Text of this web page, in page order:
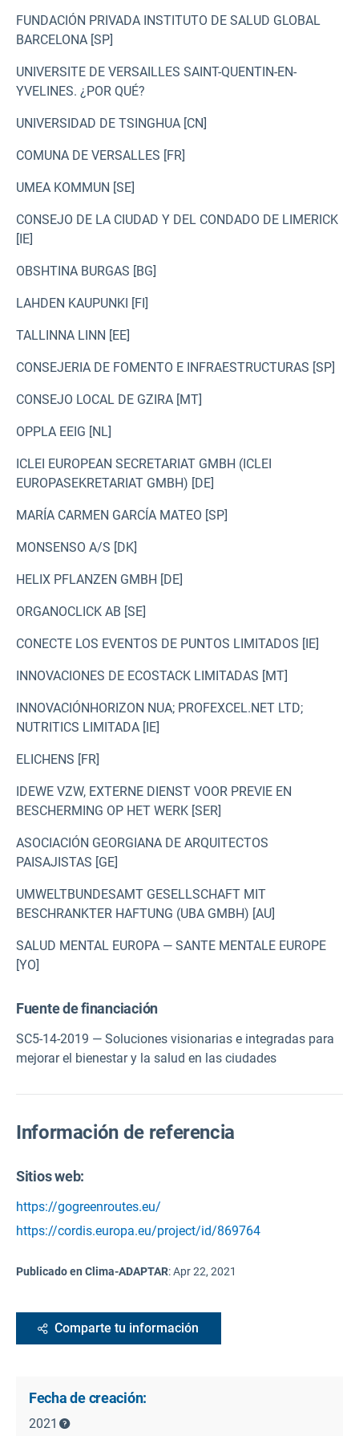
FUNDACIÓN PRIVADA INSTITUTO DE SALUD GLOBAL
BARCELONA [SP]
UNIVERSITE DE VERSAILLES SAINT-QUENTIN-EN-
YVELINES. ¿POR QUÉ?
UNIVERSIDAD DE TSINGHUA [CN]
COMUNA DE VERSALLES [FR]
UMEA KOMMUN [SE]
CONSEJO DE LA CIUDAD Y DEL CONDADO DE LIMERICK
[IE]
OBSHTINA BURGAS [BG]
LAHDEN KAUPUNKI [FI]
TALLINNA LINN [EE]
CONSEJERIA DE FOMENTO E INFRAESTRUCTURAS [SP]
CONSEJO LOCAL DE GZIRA [MT]
OPPLA EEIG [NL]
ICLEI EUROPEAN SECRETARIAT GMBH (ICLEI
EUROPASEKRETARIAT GMBH) [DE]
MARÍA CARMEN GARCÍA MATEO [SP]
MONSENSO A/S [DK]
HELIX PFLANZEN GMBH [DE]
ORGANOCLICK AB [SE]
CONECTE LOS EVENTOS DE PUNTOS LIMITADOS [IE]
INNOVACIONES DE ECOSTACK LIMITADAS [MT]
INNOVACIÓN HORIZON NUA; PROFEXCEL.NET LTD;
NUTRITICS LIMITADA [IE]
ELICHENS [FR]
IDEWE VZW, EXTERNE DIENST VOOR PREVIE EN
BESCHERMING OP HET WERK [SER]
ASOCIACIÓN GEORGIANA DE ARQUITECTOS
PAISAJISTAS [GE]
UMWELTBUNDESAMT GESELLSCHAFT MIT
BESCHRANKTER HAFTUNG (UBA GMBH) [AU]
SALUD MENTAL EUROPA — SANTE MENTALE EUROPE
[YO]
Fuente de financiación
SC5-14-2019 — Soluciones visionarias e integradas para
mejorar el bienestar y la salud en las ciudades
Información de referencia
Sitios web:
https://gogreenroutes.eu/
https://cordis.europa.eu/project/id/869764
Publicado en Clima-ADAPTAR:Apr 22, 2021
Comparte tu información
Fecha de creación:
2021